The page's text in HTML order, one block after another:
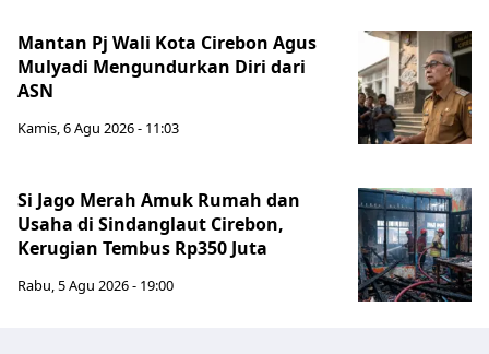
Mantan Pj Wali Kota Cirebon Agus
Mulyadi Mengundurkan Diri dari
ASN
Kamis, 6 Agu 2026 - 11:03
Si Jago Merah Amuk Rumah dan
Usaha di Sindanglaut Cirebon,
Kerugian Tembus Rp350 Juta
Rabu, 5 Agu 2026 - 19:00